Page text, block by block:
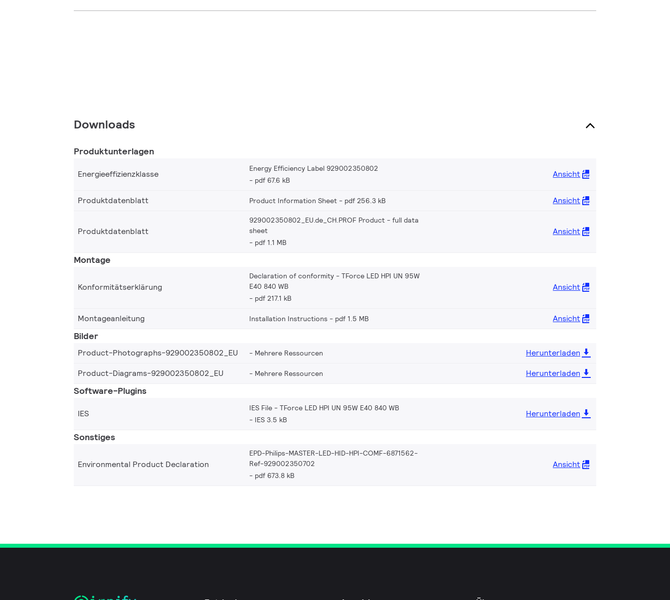
Downloads
Produktunterlagen
Energieeffizienzklasse
Energy Efficiency Label 929002350802
pdf 67.6 kB
Ansicht
Produktdatenblatt Product Information Sheet pdf 256.3 kB Ansicht
Produktdatenblatt
929002350802_EU.de_CH.PROF Product - full data
sheet
pdf 1.1 MB
Ansicht
Montage
Konformitätserklärung
Declaration of conformity - TForce LED HPI UN 95W
E40 840 WB
pdf 217.1 kB
Ansicht
Montageanleitung Installation Instructions pdf 1.5 MB Ansicht
Bilder
Product-Photographs-929002350802_EU Mehrere Ressourcen
Herunterladen
Product-Diagrams-929002350802_EU
Mehrere Ressourcen Herunterladen
Software-Plugins
IES
IES File - TForce LED HPI UN 95W E40 840 WB
IES 3.5 kB
Herunterladen
Sonstiges
Environmental Product Declaration
EPD-Philips-MASTER-LED-HID-HPI-COMF-6871562-
Ref-929002350702
pdf 673.8 kB
Ansicht